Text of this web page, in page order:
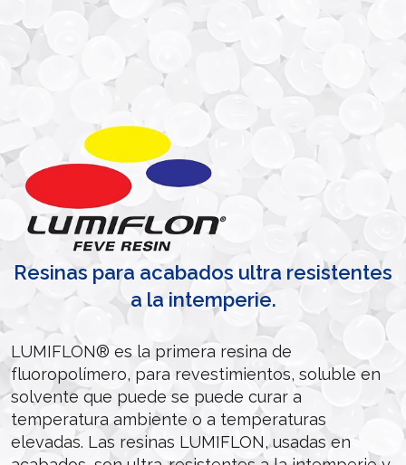
Resinas para acabados ultra resistentes
a la intemperie.
LUMIFLON® es la primera resina de
fluoropolímero, para revestimientos, soluble en
solvente que puede se puede curar a
temperatura ambiente o a temperaturas
elevadas. Las resinas LUMIFLON, usadas en